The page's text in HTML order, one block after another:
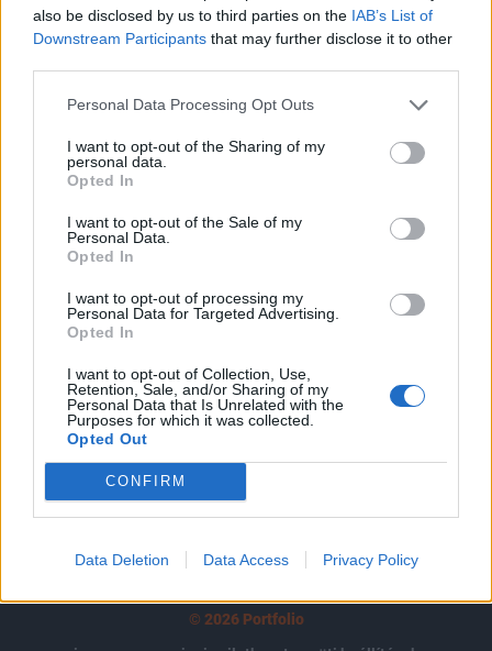
also be disclosed by us to third parties on the IAB’s List of
Downstream Participants that may further disclose it to other
Personal Data Processing Opt Outs
I want to opt-out of the Sharing of my
personal data.
Opted In
I want to opt-out of the Sale of my
Personal Data.
Opted In
I want to opt-out of processing my
Personal Data for Targeted Advertising.
Opted In
I want to opt-out of Collection, Use,
Retention, Sale, and/or Sharing of my
Personal Data that Is Unrelated with the
Purposes for which it was collected.
Opted Out
CONFIRM
Data Deletion Data Access Privacy Policy
személyes döntése alapján lezártnak...
KEDVES OLVASÓNK!
tartozik, melynek olvasása előfizetéses
regisztrációhoz kötött.
Az előfizetés a következőket tartalmazza:
Portfolio.hu teljes cikkarchívum
kötéslistái
Előfizetés
MÁR ELŐFIZETŐNK VAGY?
© 2026 Portfolio